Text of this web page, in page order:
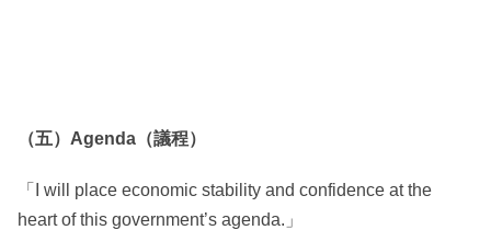
（五）Agenda（議程）
「I will place economic stability and confidence at the
heart of this government’s agenda.」